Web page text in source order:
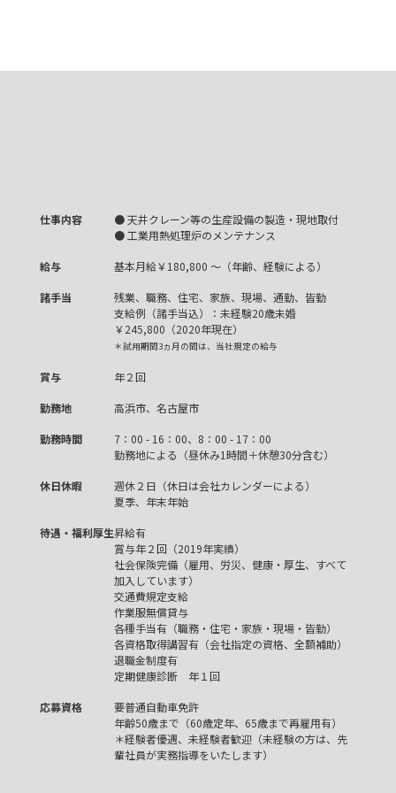
仕事内容
● 天井クレーン等の生産設備の製造・現地取付
● 工業用熱処理炉のメンテナンス
給与 基本月給￥180,800 ～（年齢、経験による）
諸手当
残業、職務、住宅、家族、現場、通勤、皆勤
支給例（諸手当込）：未経験20歳未婚
￥245,800（2020年現在）
＊試用期間3ヵ月の間は、当社規定の給与
賞与 年２回
勤務地 高浜市、名古屋市
勤務時間
7：00 - 16：00、8：00 - 17：00
勤務地による（昼休み1時間＋休憩30分含む）
休日休暇
週休２日（休日は会社カレンダーによる）
夏季、年末年始
待遇・福利厚生昇給有
賞与年２回（2019年実績）
社会保険完備（雇用、労災、健康・厚生、すべて
加入しています）
交通費規定支給
作業服無償貸与
各種手当有（職務・住宅・家族・現場・皆勤）
各資格取得講習有（会社指定の資格、全額補助）
退職金制度有
定期健康診断 年１回
応募資格
要普通自動車免許
年齢50歳まで（60歳定年、65歳まで再雇用有）
＊経験者優遇、未経験者歓迎（未経験の方は、先
輩社員が実務指導をいたします）